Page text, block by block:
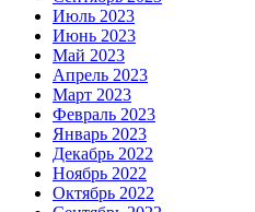
Июль 2023
Июнь 2023
Май 2023
Апрель 2023
Март 2023
Февраль 2023
Январь 2023
Декабрь 2022
Ноябрь 2022
Октябрь 2022